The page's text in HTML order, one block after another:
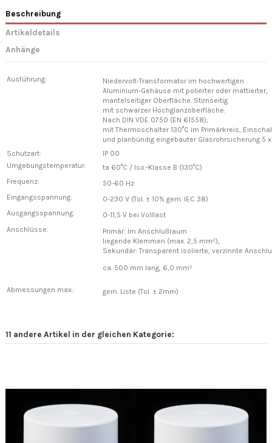
Beschreibung
Artikeldetails
Anhänge
Ausführung:
Niedervolt-Transformator im hochwertigen
Aluminium-Gehäuse mit polierter oder mattierter,
mantelseitiger Oberfläche. Stirnseitig
mit schwarzer Hochglanzoberfläche.
Nach DIN VDE 0750 (EN 61558);
mit Thermoschalter 130°C im Primärkreis,
und planbündig eingebauter Glasrohrsicherung 5
Schutzart:
IP 00
Umgebungstemperatur:
ta 60°C / Iso.-Klasse B (130°C)
Frequenz:
50-60 Hz
Eingangsspannung:
0-230 V (Tol. ± 10% gem. IEC 38)
Ausgangsspannung:
0-11,5 V bei Volllast
Anschlüsse:
Primär: Im Anschlußraum
liegende Klemmen (max. 2,5 mm²),
Sekundär: Transparent isolierte, verzinnte
ca. 500 mm lang, 6,0 mm²
Abmessungen max.: gem. Liste (Tol. ± 2mm)
11 andere Artikel in der gleichen Kategorie: